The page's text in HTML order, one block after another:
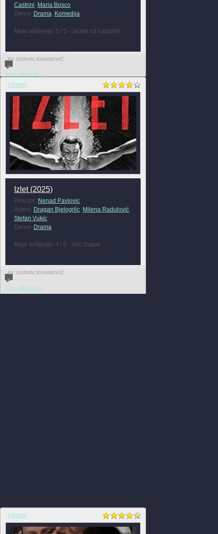
Castrini Maria Bosco
Genre: Drama Komedija
Moje mišljenje: 5 / 5 - Jedan od najboljih
BY GORAN JOVANOVIĆ
0
FULL REVIEW »
DRAMA
Izlet (2025)
Director: Nenad Pavlovic
Actors: Dragan Bjelogrlic, Milena Radulović,
Stefan Vukic
Genre: Drama
Moje mišljenje: 4 / 5 - Vrlo Dobar
BY GORAN JOVANOVIĆ
0
FULL REVIEW »
DRAMA